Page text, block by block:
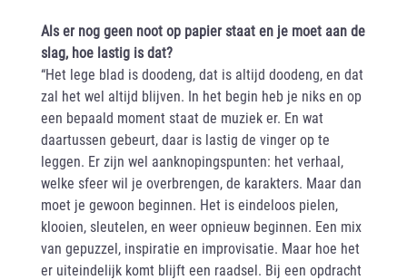
Als er nog geen noot op papier staat en je moet aan de
slag, hoe lastig is dat?
“Het lege blad is doodeng, dat is altijd doodeng, en dat
zal het wel altijd blijven. In het begin heb je niks en op
een bepaald moment staat de muziek er. En wat
daartussen gebeurt, daar is lastig de vinger op te
leggen. Er zijn wel aanknopingspunten: het verhaal,
welke sfeer wil je overbrengen, de karakters. Maar dan
moet je gewoon beginnen. Het is eindeloos pielen,
klooien, sleutelen, en weer opnieuw beginnen. Een mix
van gepuzzel, inspiratie en improvisatie. Maar hoe het
er uiteindelijk komt blijft een raadsel. Bij een opdracht